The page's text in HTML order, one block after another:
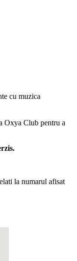
cu muzica
Oxya Club pentru a
la numarul afisat